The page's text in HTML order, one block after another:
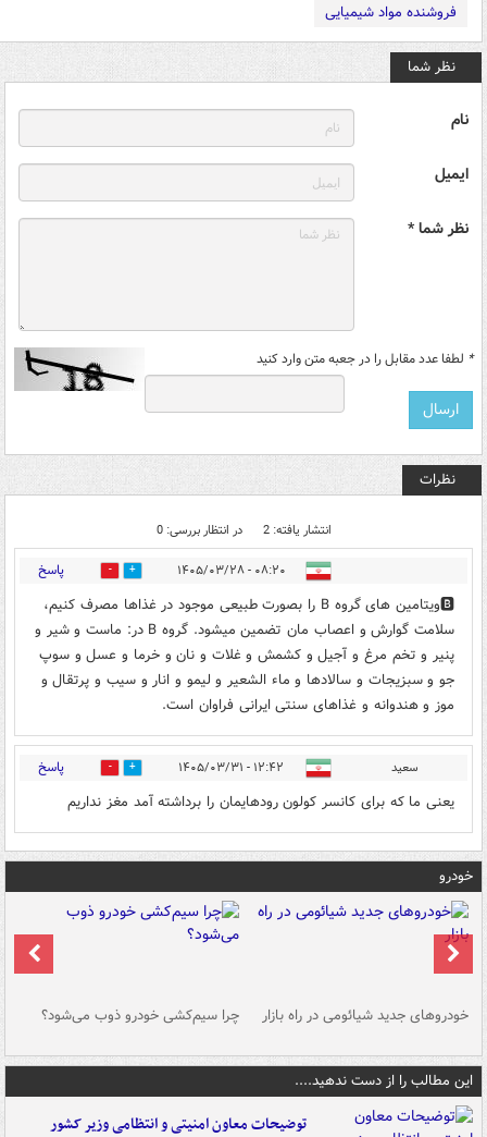
فروشنده مواد شیمیایی
نظر شما
نام
ایمیل
نظر شما *
* لطفا عدد مقابل را در جعبه متن وارد کنید
نظرات
انتشار یافته: 2 در انتظار بررسی: 0
۰۸:۲۰ - ۱۴۰۵/۰۳/۲۸ 1 پاسخ
🅱️ویتامین های گروه B را بصورت طبیعی موجود در غذاها مصرف کنیم،
سلامت گوارش و اعصاب مان تضمین میشود. گروه B در: ماست و شیر و
پنیر و تخم مرغ و آجیل و کشمش و غلات و نان و خرما و عسل و سوپ
جو و سبزیجات و سالادها و ماء الشعير و لیمو و انار و سیب و پرتقال و
موز و هندوانه و غذاهای سنتی ایرانی فراوان است.
سعید ۱۲:۴۲ - ۱۴۰۵/۰۳/۳۱ 0 پاسخ
یعنی ما که برای کانسر کولون رودهایمان را برداشته آمد مغز نداریم
خودرو
خودروهای جدید شیائومی در راه بازار چرا سیم‌کشی خودرو ذوب می‌شود؟
این مطالب را از دست ندهید....
توضیحات معاون امنیتی و انتظامی وزیر کشور